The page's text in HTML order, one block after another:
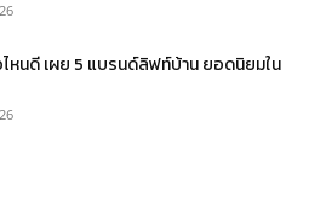
หนดี เผย 5 แบรนด์ลิฟท์บ้าน ยอดนิยมใน